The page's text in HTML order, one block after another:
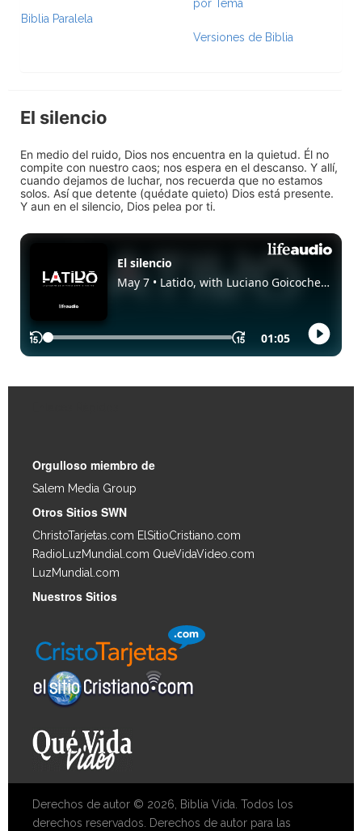
Biblia Paralela
por Tema
Versiones de Biblia
El silencio
En medio del ruido, Dios nos encuentra en la quietud. Él no
compite con nuestro caos; nos espera en el descanso. Y allí,
cuando dejamos de luchar, nos recuerda que no estamos
solos. Así que detente (quédate quieto) Dios está presente.
Y aun en el silencio, Dios pelea por ti.
Orgulloso miembro de
Salem Media Group
Otros Sitios SWN
ChristoTarjetas.com ElSitioCristiano.com
RadioLuzMundial.com QueVidaVideo.com
LuzMundial.com
Nuestros Sitios
Derechos de autor © 2026, Biblia Vida. Todos los
derechos reservados. Derechos de autor para las